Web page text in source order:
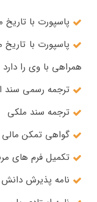
پاسپورت با تاریخ
پاسپورت با
همراهی با وی را دارد
ترجمه رسمی سند
ترجمه سند ملکی
گواهی تمکن مالی
تکمیل فرم های
نامه پذیرش